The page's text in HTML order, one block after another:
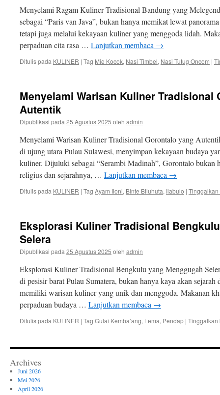
Menyelami Ragam Kuliner Tradisional Bandung yang
sebagai “Paris van Java”, bukan hanya memikat lewat
tetapi juga melalui kekayaan kuliner yang menggoda lidah.
perpaduan cita rasa … Lanjutkan membaca →
Ditulis pada KULINER | Tag Mie Kocok, Nasi Timbel, Nasi Tutug Oncom |
Menyelami Warisan Kuliner Tradisional
Autentik
Dipublikasi pada 25 Agustus 2025 oleh admin
Menyelami Warisan Kuliner Tradisional Gorontalo yang
di ujung utara Pulau Sulawesi, menyimpan kekayaan budaya
kuliner. Dijuluki sebagai “Serambi Madinah”, Gorontalo bukan
religius dan sejarahnya, … Lanjutkan membaca →
Ditulis pada KULINER | Tag Ayam Iloni, Binte Biluhuta, Ilabulo |
Eksplorasi Kuliner Tradisional
Selera
Dipublikasi pada 25 Agustus 2025 oleh admin
Eksplorasi Kuliner Tradisional Bengkulu yang Menggugah
di pesisir barat Pulau Sumatera, bukan hanya kaya akan
memiliki warisan kuliner yang unik dan menggoda. Makanan
perpaduan budaya … Lanjutkan membaca →
Ditulis pada KULINER | Tag Gulai Kemba’ang, Lema, Pendap | Tinggalkan
Archives
Juni 2026
Mei 2026
April 2026